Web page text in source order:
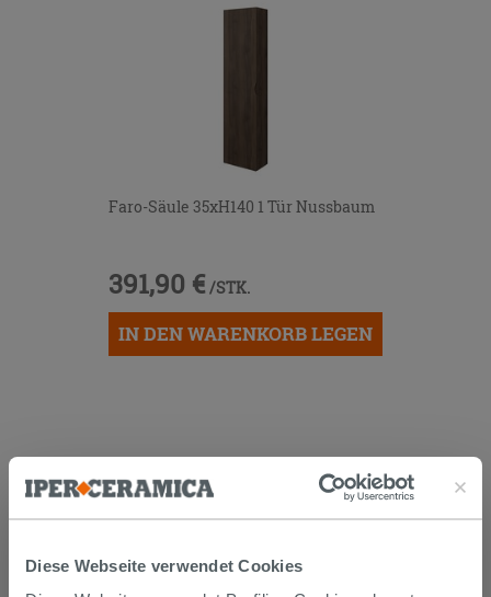
Diese Webseite verwendet Cookies
Faro-Säule 35xH140 1 Tür Nussbaum
391,90 € /STK.
IN DEN WARENKORB LEGEN
KUNDEN, DIE DIESEN ARTIKEL
GEKAUFT HABEN, KAUFTEN